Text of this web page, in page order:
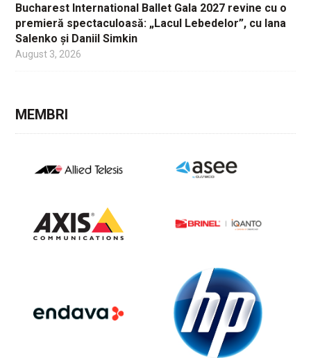
Bucharest International Ballet Gala 2027 revine cu o
premieră spectaculoasă: „Lacul Lebedelor”, cu Iana
Salenko și Daniil Simkin
August 3, 2026
MEMBRI